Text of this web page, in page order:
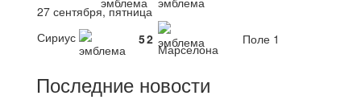
27 сентября, пятница
Сириус
52
Марселона
Поле 1
Последние новости